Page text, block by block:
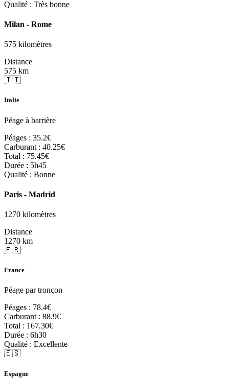
Qualité : Très bonne
Milan - Rome
575 kilomètres
Distance
575 km
🇮🇹
Italie
Péage à barrière
Péages : 35.2€
Carburant : 40.25€
Total : 75.45€
Durée : 5h45
Qualité : Bonne
Paris - Madrid
1270 kilomètres
Distance
1270 km
🇫🇷
France
Péage par tronçon
Péages : 78.4€
Carburant : 88.9€
Total : 167.30€
Durée : 6h30
Qualité : Excellente
🇪🇸
Espagne